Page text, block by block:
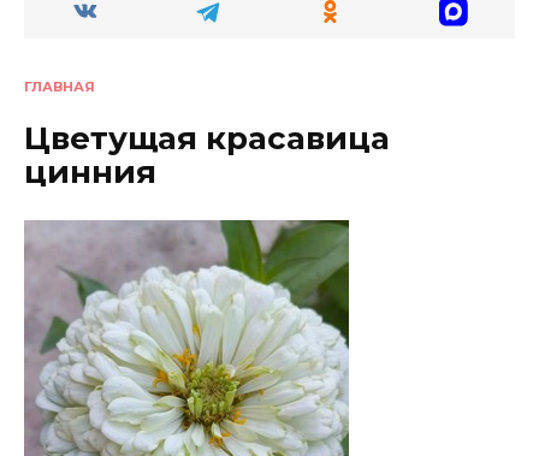
ГЛАВНАЯ
Цветущая красавица
цинния